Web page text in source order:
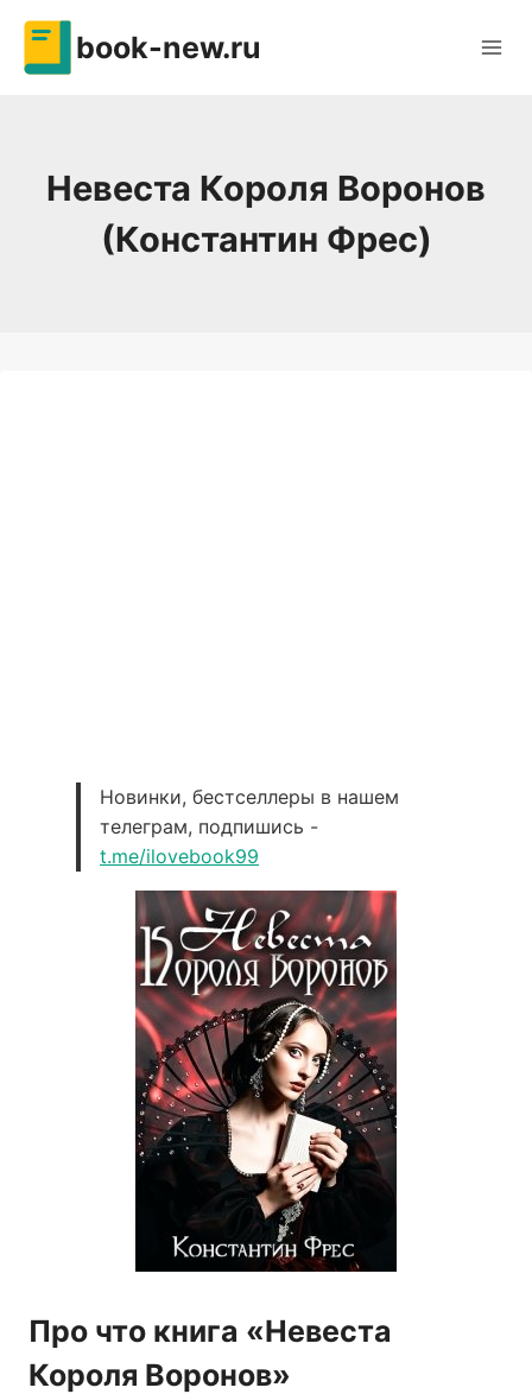
Перейти
содержимому
book-new.ru
Невеста Короля Воронов
(Константин Фрес)
Новинки, бестселлеры в нашем
телеграм, подпишись -
t.me/ilovebook99
Про что книга «Невеста
Короля Воронов»